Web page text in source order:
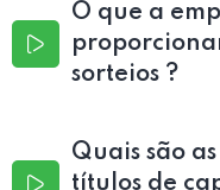
O que a
sorteios ?
Quais são
títulos de